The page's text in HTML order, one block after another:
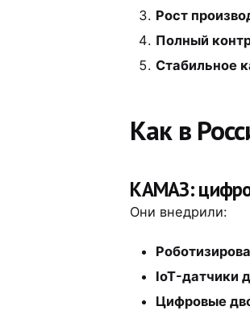
Рост
Полный
Стабильное
Как в
КАМАЗ:
Они внедрили:
IoT-датчики
Цифровые